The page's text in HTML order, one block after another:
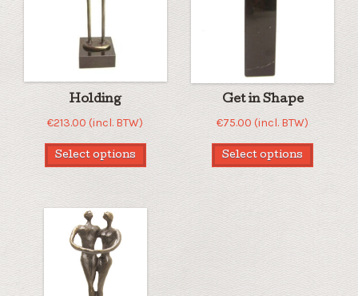
Holding
€213.00 (incl. BTW)
Select options
Get in Shape
€75.00 (incl. BTW)
Select options